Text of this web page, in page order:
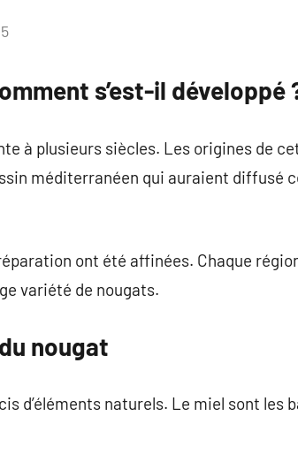
s’est-il développé
à plusieurs siècles. Les origines de
méditerranéen qui auraient diffusé
ont été affinées. Chaque
variété de nougats.
nougat
d’éléments naturels. Le miel sont les